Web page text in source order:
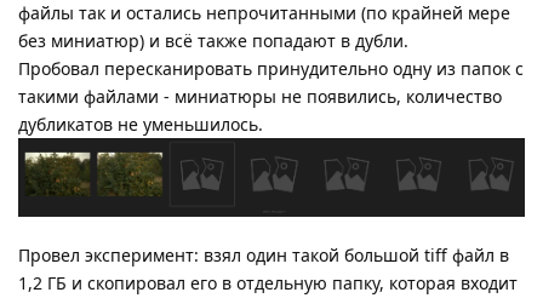
файлы так и остались непрочитанными (по крайней мере
без миниатюр) и всё также попадают в дубли.
Пробовал пересканировать принудительно одну из папок с
такими файлами - миниатюры не появились, количество
дубликатов не уменьшилось.
Провел эксперимент: взял один такой большой tiff файл в
1,2 ГБ и скопировал его в отдельную папку, которая входит